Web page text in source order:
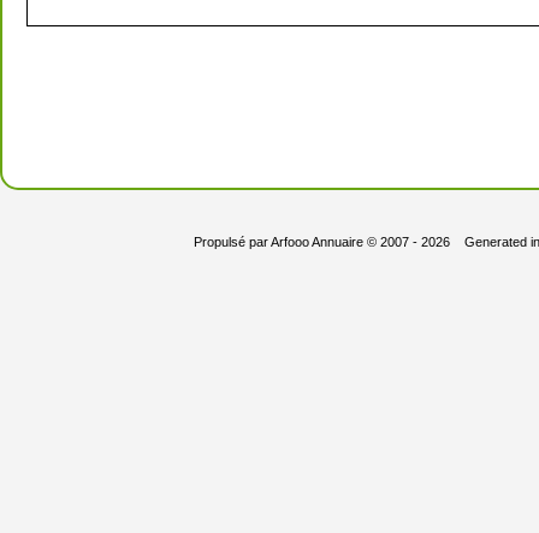
Propulsé parArfooo Annuaire© 2007 - 2026 Generated